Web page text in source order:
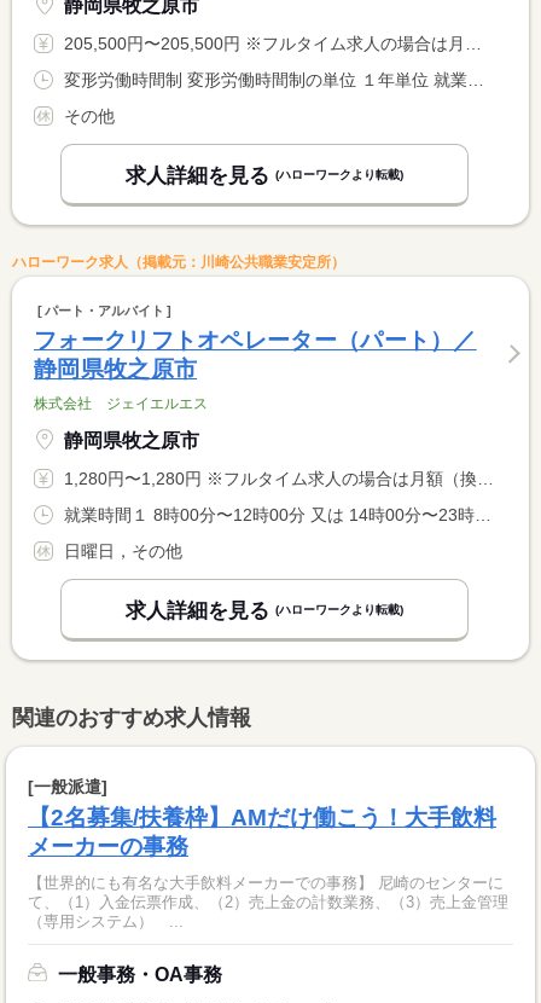
静岡県牧之原市
205,500円〜205,500円 ※フルタイム求人の場合は月額（換算額）、パート求人の場合は時間額を表示しています。
その他
求人詳細を見る (ハローワークより転載)
ハローワーク求人（掲載元：川崎公共職業安定所）
パート・アルバイト
フォークリフトオペレーター（パート）／
静岡県牧之原市
株式会社 ジェイエルエス
静岡県牧之原市
1,280円〜1,280円 ※フルタイム求人の場合は月額（換算額）、パート求人の場合は時間額を表示しています。
日曜日，その他
求人詳細を見る (ハローワークより転載)
関連のおすすめ求人情報
[一般派遣]
【2名募集/扶養枠】AMだけ働こう！大手飲料
メーカーの事務
【世界的にも有名な大手飲料メーカーでの事務】 尼崎のセンターに
て、（1）入金伝票作成、（2）売上金の計数業務、（3）売上金管理
（専用システム） ...
一般事務・OA事務